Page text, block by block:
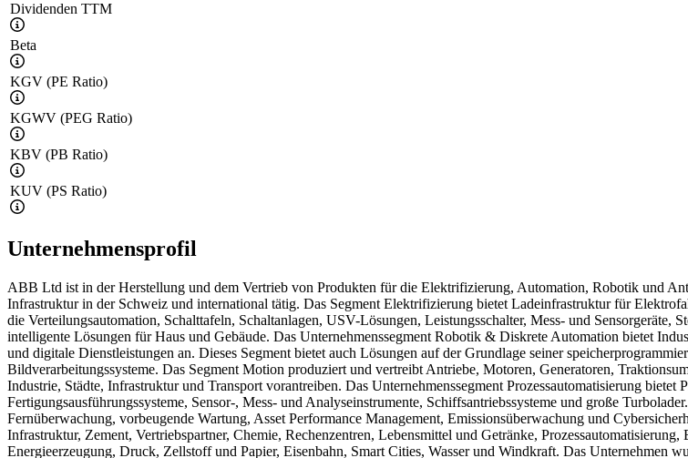
Dividenden TTM
Beta
KGV (PE Ratio)
KGWV (PEG Ratio)
KBV (PB Ratio)
KUV (PS Ratio)
Unternehmensprofil
ABB Ltd ist in der Herstellung und dem Vertrieb von Produkten für die Elektrifizierung, Automation, Robotik und
Infrastruktur in der Schweiz und international tätig. Das Segment Elektrifizierung bietet Ladeinfrastruktur für
die Verteilungsautomation, Schalttafeln, Schaltanlagen, USV-Lösungen, Leistungsschalter, Mess- und Sensorgeräte,
intelligente Lösungen für Haus und Gebäude. Das Unternehmenssegment Robotik & Diskrete Automation bietet
und digitale Dienstleistungen an. Dieses Segment bietet auch Lösungen auf der Grundlage seiner
Bildverarbeitungssysteme. Das Segment Motion produziert und vertreibt Antriebe, Motoren, Generatoren,
Industrie, Städte, Infrastruktur und Transport vorantreiben. Das Unternehmenssegment Prozessautomatisierung
Fertigungsausführungssysteme, Sensor-, Mess- und Analyseinstrumente, Schiffsantriebssysteme und große
Fernüberwachung, vorbeugende Wartung, Asset Performance Management, Emissionsüberwachung und
Infrastruktur, Zement, Vertriebspartner, Chemie, Rechenzentren, Lebensmittel und Getränke,
Energieerzeugung, Druck, Zellstoff und Papier, Eisenbahn, Smart Cities, Wasser und Windkraft. Das Unternehmen